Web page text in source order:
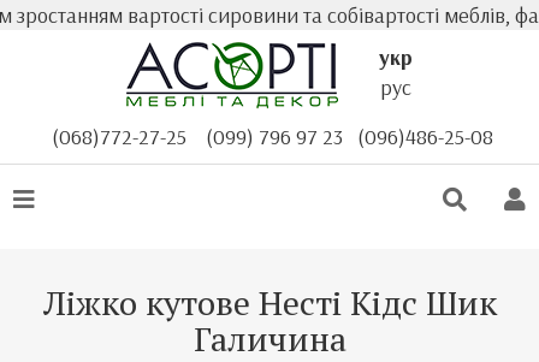
вартості сировини та собівартості меблів,
укр
рус
(068)772-27-25
(099) 796 97 23 (096)486-25-08
Ліжко кутове Несті Кідс Шик
Галичина